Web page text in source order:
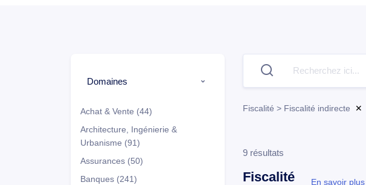
Domaines
Achat & Vente (44)
Architecture, Ingénierie &
Urbanisme (91)
Assurances (50)
Banques (241)
Fiscalité > Fiscalité indirecte ✕
9 résultats
Fiscalité En savoir plus